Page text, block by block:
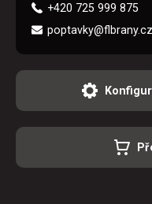
+420 725 999 875
poptavky@flbrany.cz